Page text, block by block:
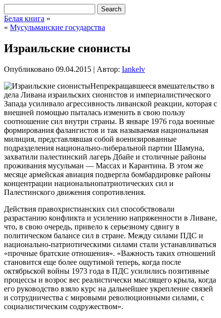
Белая книга »
« Мусульманские государства
Израильские сионисты
Опубликовано 09.04.2015 | Автор: Iankelv
Непрекращавшееся вмешательство в
дела Ливана израильских сионистов и империалистического
Запада усиливало агрессивность ливанской реакции, которая с
внешней помощью пыталась изменить в свою пользу
соотношение сил внутри страны. В январе 1976 года военные
формирования фалангистов и так называемая национальная
милиция, представлявшая собой военизированные
подразделения национально-либеральной партии Шамуна,
захватили палестинский лагерь Дбайе и столичные районы
проживания мусульман — Массах и Карантина. В этом же
месяце армейская авиация подвергла бомбардировке районы
концентрации национальнопатриотических сил и
Палестинского движения сопротивления.
Действия правохристианских сил способствовали
разрастанию конфликта и усилению напряженности в Ливане,
что, в свою очередь, привело к серьезному сдвигу в
политическом балансе сил в стране. Между силами ПДС и
национально-патриотическими силами стали устанавливаться
«прочные братские отношения». «Важность таких отношений
становится еще более ощутимой теперь, когда после
октябрьской войны 1973 года в ПДС усилились позитивные
процессы и возрос вес реалистически мыслящего крыла, когда
его руководство взяло курс на дальнейшее укрепление связей
и сотрудничества с мировыми революционными силами, с
социалистическим содружеством».